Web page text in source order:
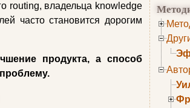
routing, владельца knowledge
часто становится дорогим
продукта, а способ